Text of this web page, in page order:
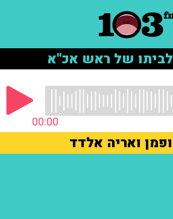
של ראש אכ"א
00:00
ואריה אלדד